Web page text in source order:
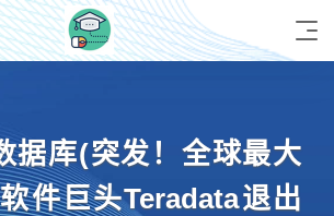
据库(突发！全球最大
件巨头Teradata退出